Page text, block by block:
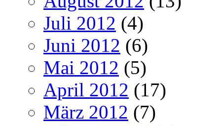
Juli 2012 (4)
Juni 2012 (6)
Mai 2012 (5)
April 2012 (17)
März 2012 (7)